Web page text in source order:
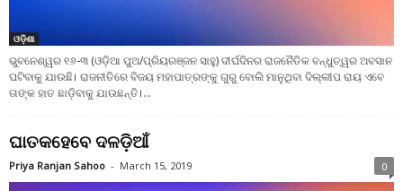
ଓଡ଼ିଶା
ଭୁବନେଶ୍ୱର ୧୬-୩ (ଓଡ଼ିଆ ପୁଅ/ପ୍ରିୟରଞ୍ଜନ ସାହୁ) ଦୀର୍ଘଦିନର ରାଜନୈତିକ ବନ୍ଧୁତ୍ୱର ଅବସାନ
ଘଟିବାକୁ ଯାଉଛି। ରାଜନୀତିରେ ବିଜୟ ମହାପାତ୍ରଙ୍କୁ ଗୁରୁ ବୋଲି ମାନୁଥିବା ଦିଲ୍ଲୀପ ରାୟ ଏବେ
ତାଙ୍କ ହାତ ଛାଡ଼ିବାକୁ ଯାଉଛନ୍ତି।...
ଘାତକହେବେ ଦଳଡ଼ିଆଁ
Priya Ranjan Sahoo - March 15, 2019 0